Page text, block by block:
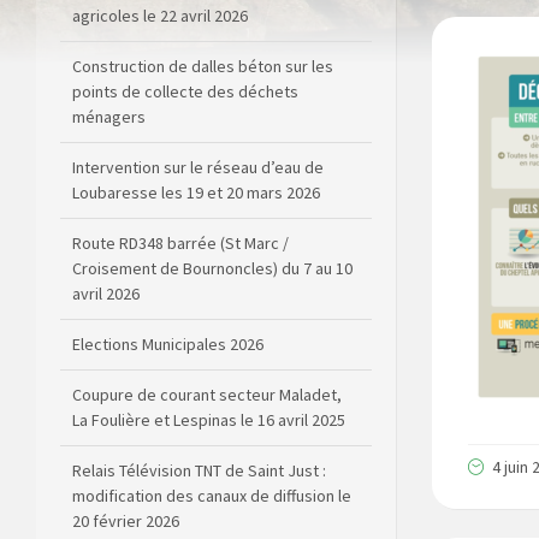
4 juin
agricoles le 22 avril 2026
Construction de dalles béton sur les
points de collecte des déchets
ménagers
Intervention sur le réseau d’eau de
Loubaresse les 19 et 20 mars 2026
Route RD348 barrée (St Marc /
Croisement de Bournoncles) du 7 au 10
avril 2026
Elections Municipales 2026
Coupure de courant secteur Maladet,
La Foulière et Lespinas le 16 avril 2025
Relais Télévision TNT de Saint Just :
modification des canaux de diffusion le
20 février 2026